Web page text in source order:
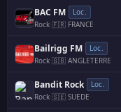
BAC FM
Loc.
Rock·🇫🇷 FRANCE·
Bailrigg FM
Loc.
Rock·🇬🇧 ANGLETERRE
Bandit Rock
Loc.
Rock·🇸🇪 SUEDE·